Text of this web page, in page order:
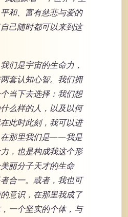
和、富有慈悲与爱的
己随时都可以来到这
们是宇宙的生命力，
套认知心智。我们拥
当下去选择：我们想
么样的人，以及以何
此时此刻，我可以进
在那里我们是——我是
，也是构成我这个形
丽分子天才的生命
合一。或者，我也可
意识，在那里我成了
一个坚实的个体，与